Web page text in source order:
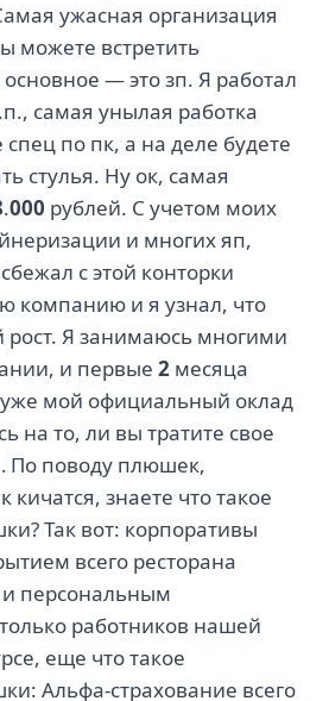
ужасная организация
можете встретить
— это зп. Я работал
самая унылая работка
по пк, а на деле будете
стулья. Ну ок, самая
.000 рублей. С учетом моих
и многих яп,
с этой конторки
компанию и я узнал, что
рост. Я занимаюсь многими
и первые 2 месяца
мой официальный оклад
на то, ли вы тратите свое
По поводу плюшек,
кичатся, знаете что такое
Так вот: корпоративы
всего ресторана
и персональным
работников нашей
еще что такое
Альфа-страхование всего